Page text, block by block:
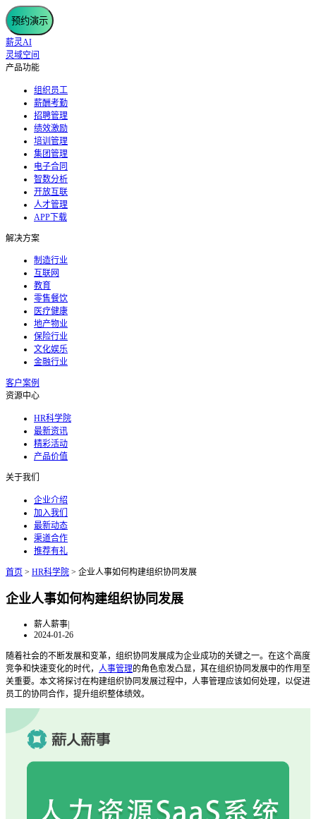
预约演示
薪灵AI
灵域空间
产品功能
组织员工
薪酬考勤
招聘管理
绩效激励
培训管理
集团管理
电子合同
智数分析
开放互联
人才管理
APP下载
解决方案
制造行业
互联网
教育
零售餐饮
医疗健康
地产物业
保险行业
文化娱乐
金融行业
客户案例
资源中心
HR科学院
最新资讯
精彩活动
产品价值
关于我们
企业介绍
加入我们
最新动态
渠道合作
推荐有礼
首页 > HR科学院 > 企业人事如何构建组织协同发展
企业人事如何构建组织协同发展
薪人薪事|
2024-01-26
随着社会的不断发展和变革，组织协同发展成为企业成功的关键之一。在这个高度
竞争和快速变化的时代， 人事管理的角色愈发凸显，其在组织协同发展中的作用至
关重要。本文将探讨在构建组织协同发展过程中，人事管理应该如何处理，以促进
员工的协同合作，提升组织整体绩效。